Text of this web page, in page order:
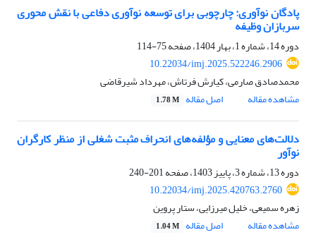
پادگان نوآوری: چارچوبی برای توسعه نوآوری دفاعی با نقش محوری
سربازان وظیفه
دوره 14، شماره 1، بهار 1404، صفحه
75-114
10.22034/imj.2025.522246.2906
محمدصادق صارمی، کیارش فرتاش، مهرداد شیرقاضی
مشاهده مقاله
اصل مقاله 1.78 M
دلالت‌های معنایی و مؤلفه‌های انحراف مثبت شغلی از منظر کارگران
نوآور
دوره 13، شماره 3، پاییز 1403، صفحه
201-240
10.22034/imj.2025.420763.2760
زهره سمیعی، خلیل میرزایی، ستار پروین
مشاهده مقاله
اصل مقاله 1.04 M